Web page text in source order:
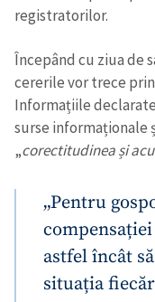
registratorilor.
Începând cu ziua de
cererile vor trece
Informațiile
surse informaționale
„corectitudinea și
„Pentru
astfel încât
situația